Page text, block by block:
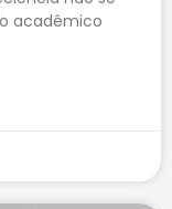
acadêmico